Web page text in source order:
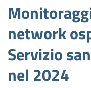
network
Servizio
nel 2024